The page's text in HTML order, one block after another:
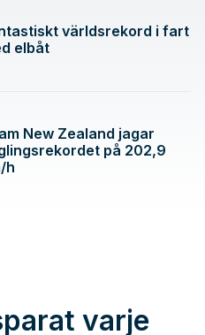
världsrekord i fart
elbåt
New Zealand jagar
på 202,9
h
varje